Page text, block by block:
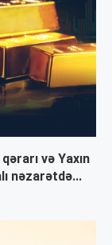
və Yaxın
nəzarətdə...